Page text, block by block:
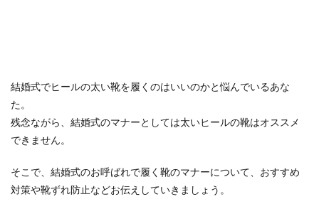
結婚式でヒールの太い靴を履くのはいいのかと悩んでいるあな
た。
残念ながら、結婚式のマナーとしては太いヒールの靴はオススメ
できません。
そこで、結婚式のお呼ばれで履く靴のマナーについて、おすすめ
対策や靴ずれ防止などお伝えしていきましょう。